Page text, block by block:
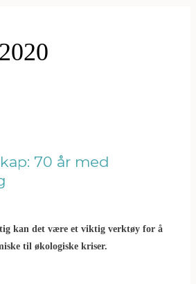
70 år med
kan det være et viktig verktøy for å
til økologiske kriser.